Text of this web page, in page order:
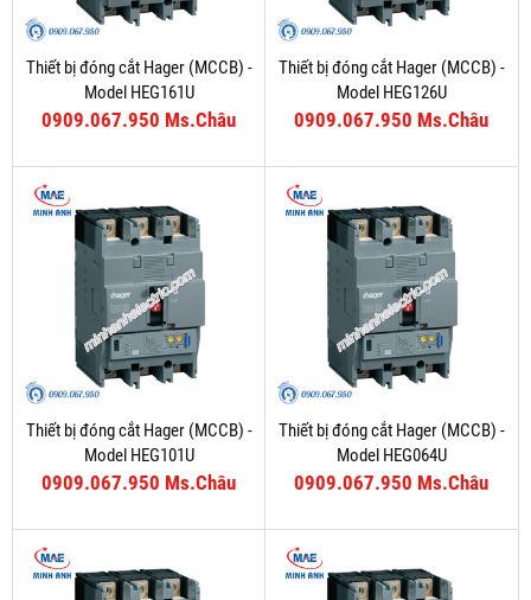
Thiết bị đóng cắt Hager (MCCB) -
Model HEG161U
0909.067.950 Ms.Châu
Thiết bị đóng cắt Hager (MCCB) -
Model HEG126U
0909.067.950 Ms.Châu
Thiết bị đóng cắt Hager (MCCB) -
Model HEG101U
0909.067.950 Ms.Châu
Thiết bị đóng cắt Hager (MCCB) -
Model HEG064U
0909.067.950 Ms.Châu